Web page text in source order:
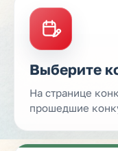
Выберите
На странице
прошедшие